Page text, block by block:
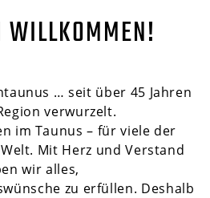
WILLKOMMEN!
… seit über 45 Jahren
verwurzelt.
im Taunus – für viele der
Mit Herz und Verstand
wir alles,
zu erfüllen. Deshalb